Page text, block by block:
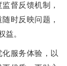
督反馈机制，
时反映问题，
益。
服务体验，以